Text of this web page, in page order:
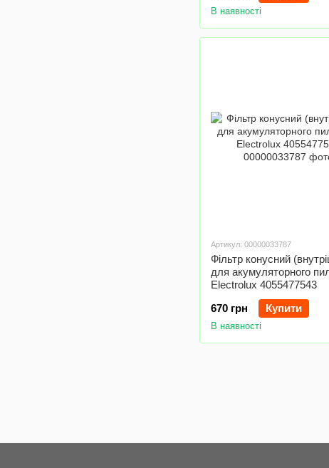
В наявності
Артикул: 00000033787
Фільтр конусний
для акумуляторного
Electrolux 4055477543
670 грн
Купити
В наявності